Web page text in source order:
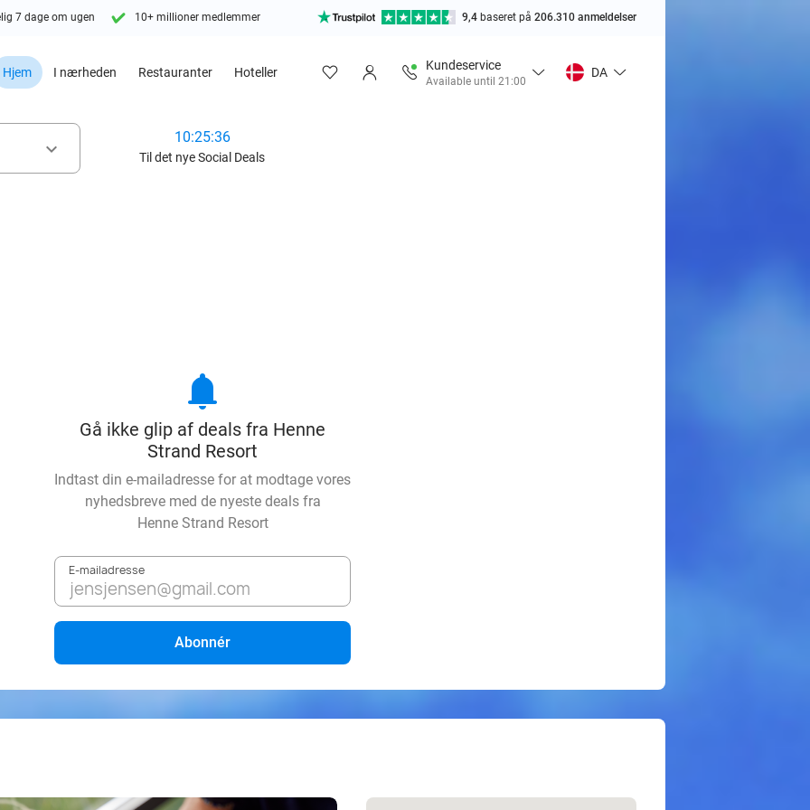
7 dage om ugen 10+ millioner medlemmer 9,4 baseret på 206.310 anmeldelser
Hjem I nærheden Restauranter Hoteller
Kundeservice
Available until 21:00
DA
keyboard_arrow_down
10:25:34
Til det nye Social Deals
notifications
Gå ikke glip af deals fra Henne
Strand Resort
Indtast din e-mailadresse for at modtage vores
nyhedsbreve med de nyeste deals fra
Henne Strand Resort
E-mailadresse
Abonnér